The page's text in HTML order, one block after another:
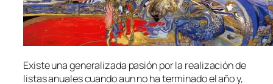
Existe una ge­ne­ra­li­za­da pa­sión por la rea­li­za­ción de
lis­tas anua­les cuan­do aun no ha ter­mi­na­do el año y,